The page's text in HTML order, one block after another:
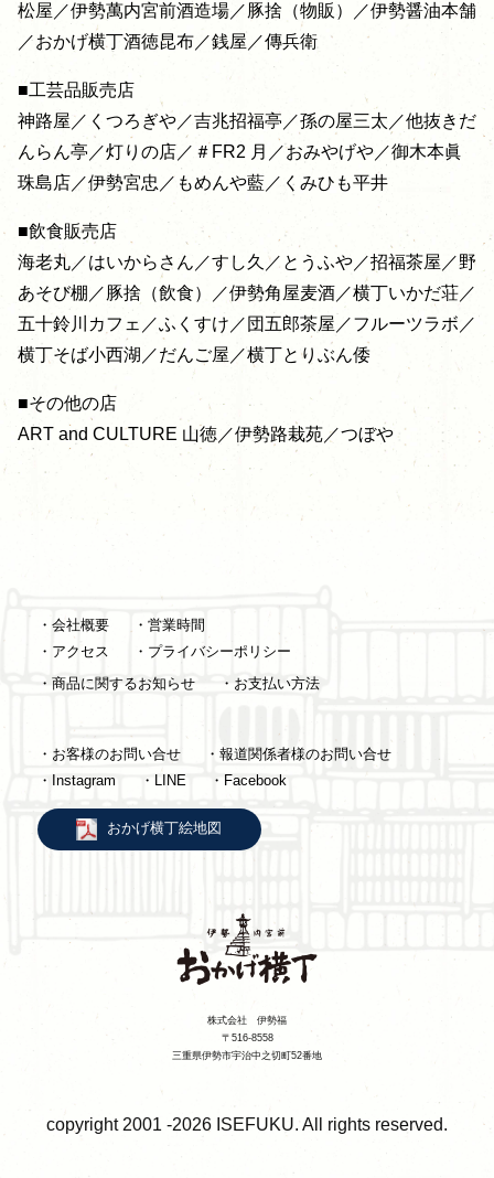
松屋／伊勢萬内宮前酒造場／豚捨（物販）／伊勢醤油本舗
／おかげ横丁酒徳昆布／銭屋／傳兵衛
■工芸品販売店
神路屋／くつろぎや／吉兆招福亭／孫の屋三太／他抜きだ
んらん亭／灯りの店／＃FR2 月／おみやげや／御木本眞
珠島店／伊勢宮忠／もめんや藍／くみひも平井
■飲食販売店
海老丸／はいからさん／すし久／とうふや／招福茶屋／野
あそび棚／豚捨（飲食）／伊勢角屋麦酒／横丁いかだ荘／
五十鈴川カフェ／ふくすけ／団五郎茶屋／フルーツラボ／
横丁そば小西湖／だんご屋／横丁とりぶん倭
■その他の店
ART and CULTURE 山徳／伊勢路栽苑／つぼや
・会社概要
・営業時間
・アクセス
・プライバシーポリシー
・商品に関するお知らせ
・お支払い方法
・お客様のお問い合せ
・報道関係者様のお問い合せ
・Instagram
・LINE ・Facebook
おかげ横丁絵地図
株式会社 伊勢福
〒516-8558
三重県伊勢市宇治中之切町52番地
copyright 2001 -2026 ISEFUKU. All rights reserved.